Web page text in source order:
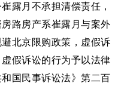
露月不承担清偿责任，
路房产系崔露月与案外
北京限购政策，虚假诉
假诉讼的行为予以法律
国民事诉讼法》第二百